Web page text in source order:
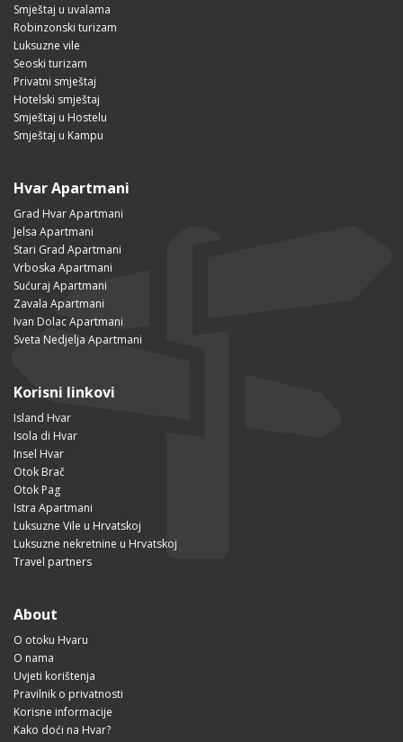
Smještaj u uvalama
Robinzonski turizam
Luksuzne vile
Seoski turizam
Privatni smještaj
Hotelski smještaj
Smještaj u Hostelu
Smještaj u Kampu
Hvar Apartmani
Grad Hvar Apartmani
Jelsa Apartmani
Stari Grad Apartmani
Vrboska Apartmani
Sućuraj Apartmani
Zavala Apartmani
Ivan Dolac Apartmani
Sveta Nedjelja Apartmani
Korisni linkovi
Island Hvar
Isola di Hvar
Insel Hvar
Otok Brač
Otok Pag
Istra Apartmani
Luksuzne Vile u Hrvatskoj
Luksuzne nekretnine u Hrvatskoj
Travel partners
About
O otoku Hvaru
O nama
Uvjeti korištenja
Pravilnik o privatnosti
Korisne informacije
Kako doći na Hvar?